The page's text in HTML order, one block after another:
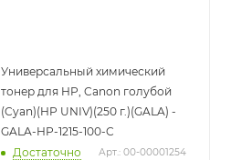
Универсальный химический
тонер для HP, Canon голубой
(Cyan)(HP UNIV)(250 г.)(GALA) -
GALA-HP-1215-100-C
Достаточно
Арт.: 00-00001254